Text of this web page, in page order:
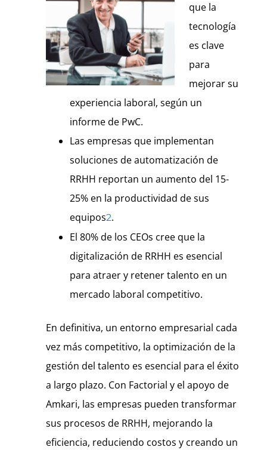
que la
tecnología
es clave
para
mejorar su
experiencia laboral, según un
informe de PwC.
Las empresas que implementan
soluciones de automatización de
RRHH reportan un aumento del 15-
25% en la productividad de sus
equipos2.
El 80% de los CEOs cree que la
digitalización de RRHH es esencial
para atraer y retener talento en un
mercado laboral competitivo.
En definitiva, un entorno empresarial cada
vez más competitivo, la optimización de la
gestión del talento es esencial para el éxito
a largo plazo. Con Factorial y el apoyo de
Amkari, las empresas pueden transformar
sus procesos de RRHH, mejorando la
eficiencia, reduciendo costos y creando un